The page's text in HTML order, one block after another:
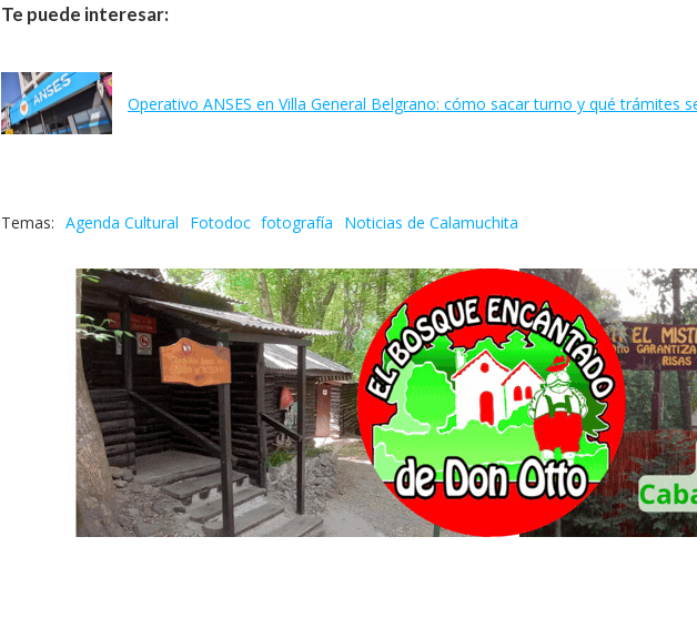
Te puede interesar:
Operativo ANSES en Villa General Belgrano: cómo sacar turno y qué trámites
Agenda Cultural Fotodoc fotografía Noticias de Calamuchita